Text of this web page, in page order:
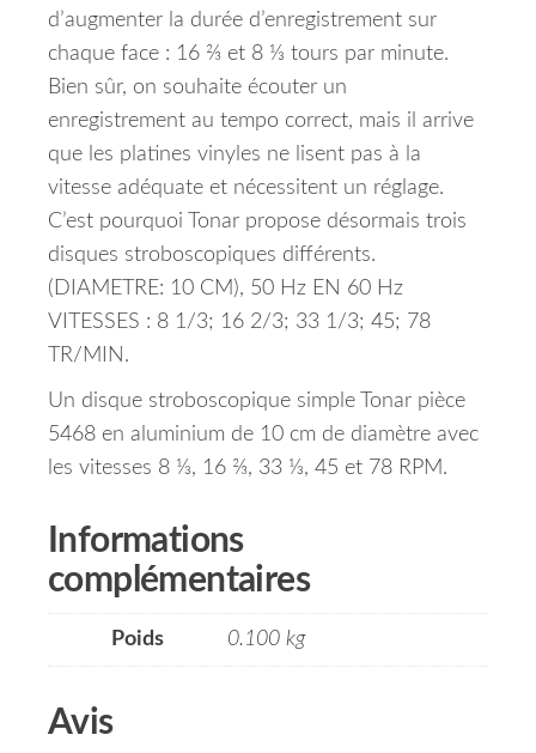
d’augmenter la durée d’enregistrement sur
chaque face : 16 ⅔ et 8 ⅓ tours par minute.
Bien sûr, on souhaite écouter un
enregistrement au tempo correct, mais il arrive
que les platines vinyles ne lisent pas à la
vitesse adéquate et nécessitent un réglage.
C’est pourquoi Tonar propose désormais trois
disques stroboscopiques différents.
(DIAMETRE: 10 CM), 50 Hz EN 60 Hz
VITESSES : 8 1/3; 16 2/3; 33 1/3; 45; 78
TR/MIN.
Un disque stroboscopique simple Tonar pièce
5468 en aluminium de 10 cm de diamètre avec
les vitesses 8 ⅓, 16 ⅔, 33 ⅓, 45 et 78 RPM.
Informations
complémentaires
Poids 0.100 kg
Avis